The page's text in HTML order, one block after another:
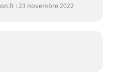
: 23 novembre 2022